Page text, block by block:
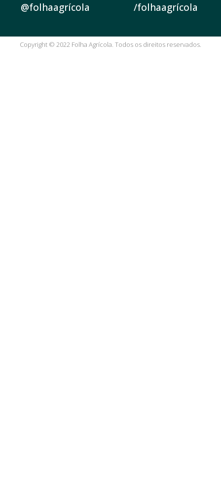
@folhaagrícola /folhaagrícola
Copyright © 2022 Folha Agrícola. Todos os direitos reservados.